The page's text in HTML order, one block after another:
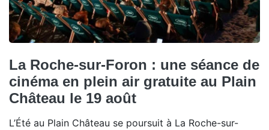
La Roche-sur-Foron : une séance de
cinéma en plein air gratuite au Plain
Château le 19 août
L’Été au Plain Château se poursuit à La Roche-sur-